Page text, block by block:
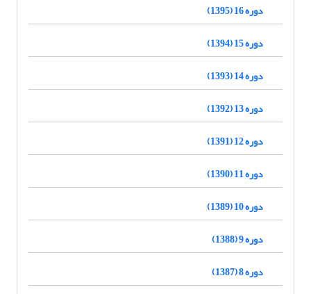
دوره 16 (1395)
دوره 15 (1394)
دوره 14 (1393)
دوره 13 (1392)
دوره 12 (1391)
دوره 11 (1390)
دوره 10 (1389)
دوره 9 (1388)
دوره 8 (1387)